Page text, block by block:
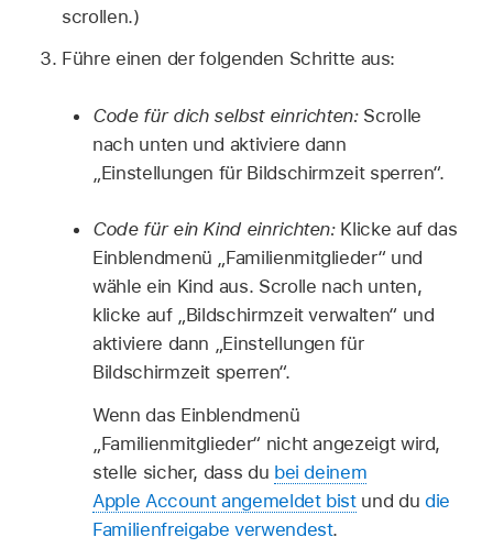
scrollen.)
Führe einen der folgenden Schritte aus:
Code für dich selbst einrichten:Scrolle
nach unten und aktiviere dann
„Einstellungen für Bildschirmzeit sperren“.
Code für ein Kind einrichten:Klicke auf das
Einblendmenü „Familienmitglieder“ und
wähle ein Kind aus. Scrolle nach unten,
klicke auf „Bildschirmzeit verwalten“ und
aktiviere dann „Einstellungen für
Bildschirmzeit sperren“.
Wenn das Einblendmenü
„Familienmitglieder“ nicht angezeigt wird,
stelle sicher, dass du bei deinem
Apple Account angemeldet bistund du die
Familienfreigabe verwendest.